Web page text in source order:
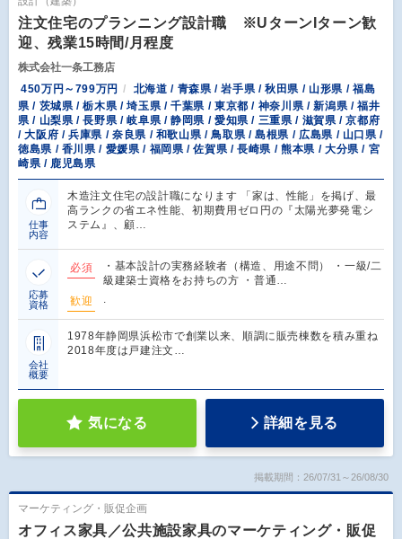
注文住宅のプランニング設計職 ※UターンIターン歓
迎、残業15時間/月程度
株式会社一条工務店
450万円～799万円
北海道 / 青森県 / 岩手県 / 秋田県 / 山形県 / 福島
県 / 茨城県 / 栃木県 / 埼玉県 / 千葉県 / 東京都 / 神奈川県 / 新潟県 / 福井
県 / 山梨県 / 長野県 / 岐阜県 / 静岡県 / 愛知県 / 三重県 / 滋賀県 / 京都府
/ 大阪府 / 兵庫県 / 奈良県 / 和歌山県 / 鳥取県 / 島根県 / 広島県 / 山口県 /
徳島県 / 香川県 / 愛媛県 / 福岡県 / 佐賀県 / 長崎県 / 熊本県 / 大分県 / 宮
崎県 / 鹿児島県
仕事
内容
木造注文住宅の設計職になります 「家は、性能」を掲げ、最
高ランクの省エネ性能、初期費用ゼロ円の『太陽光夢発電シ
ステム』、顧…
応募
資格
必須
・基本設計の実務経験者（構造、用途不問） ・一級/二
級建築士資格をお持ちの方 ・普通…
歓迎
.
会社
概要
1978年静岡県浜松市で創業以来、順調に販売棟数を積み重ね
2018年度は戸建注文…
気になる 詳細を見る
掲載期間：26/07/31～26/08/30
マーケティング・販促企画
オフィス家具／公共施設家具のマーケティング・販促